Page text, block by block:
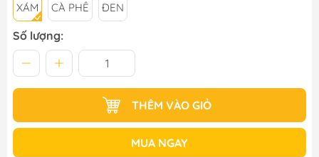
XÁM CÀ PHÊ ĐEN
Số lượng:
THÊM VÀO GIỎ
MUA NGAY